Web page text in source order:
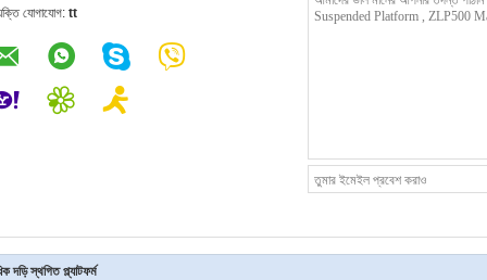
যোগাযোগ: tt
দড়ি স্থগিত প্ল্যাটফর্ম